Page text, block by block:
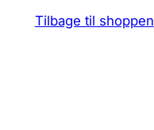
Tilbage til shoppen